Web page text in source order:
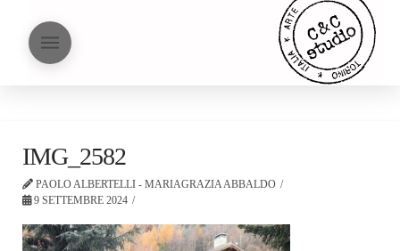
IMG_2582
PAOLO ALBERTELLI - MARIAGRAZIA ABBALDO
9 SETTEMBRE 2024